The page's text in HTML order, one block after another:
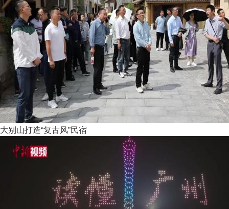
大别山打造“复古风”民宿